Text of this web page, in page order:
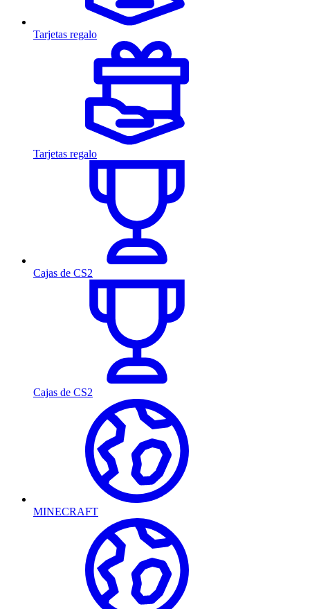
Tarjetas regalo
Tarjetas regalo
Cajas de CS2
Cajas de CS2
MINECRAFT